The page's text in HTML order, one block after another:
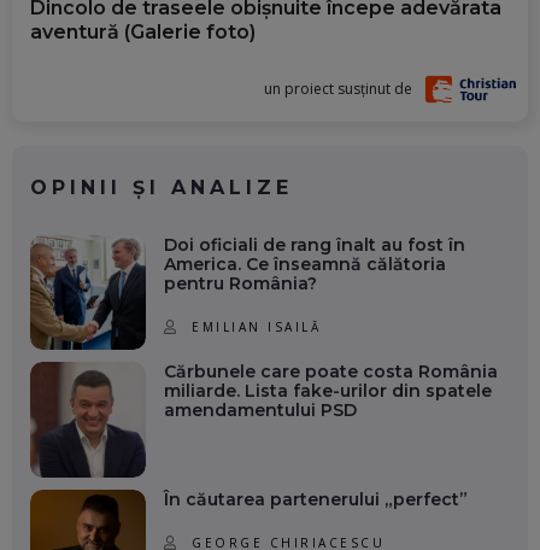
Dincolo de traseele obișnuite începe adevărata
aventură (Galerie foto)
un proiect susținut de
OPINII ȘI ANALIZE
Doi oficiali de rang înalt au fost în
America. Ce înseamnă călătoria
pentru România?
EMILIAN ISAILĂ
Cărbunele care poate costa România
miliarde. Lista fake-urilor din spatele
amendamentului PSD
În căutarea partenerului „perfect”
GEORGE CHIRIACESCU